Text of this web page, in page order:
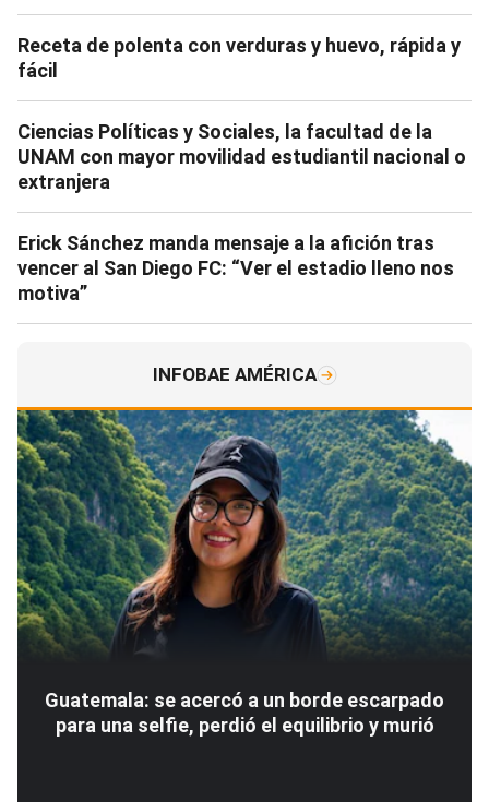
Receta de polenta con verduras y huevo, rápida y
fácil
Ciencias Políticas y Sociales, la facultad de la
UNAM con mayor movilidad estudiantil nacional o
extranjera
Erick Sánchez manda mensaje a la afición tras
vencer al San Diego FC: “Ver el estadio lleno nos
motiva”
INFOBAE AMÉRICA
Guatemala: se acercó a un borde escarpado
para una selfie, perdió el equilibrio y murió